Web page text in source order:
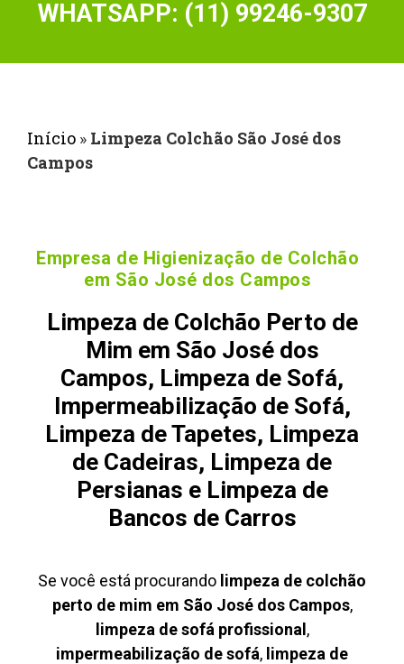
WHATSAPP: (11) 99246-9307
Início » Limpeza Colchão São José dos
Campos
Empresa de Higienização de Colchão
em São José dos Campos
Limpeza de Colchão Perto de
Mim em São José dos
Campos, Limpeza de Sofá,
Impermeabilização de Sofá,
Limpeza de Tapetes, Limpeza
de Cadeiras, Limpeza de
Persianas e Limpeza de
Bancos de Carros
Se você está procurando limpeza de colchão
perto de mim em São José dos Campos,
limpeza de sofá profissional ,
impermeabilização de sofá, limpeza de